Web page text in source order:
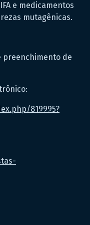
e medicamentos
mutagênicas.
preenchimento de
819995?